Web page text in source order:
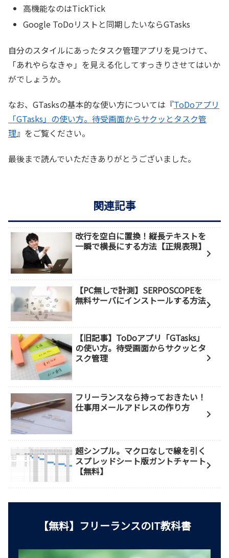
高機能なのはTickTick
Google ToDoリストと同期したいならGTasks
自分のスタイルにあったタスク管理アプリを見つけて、
「あれやらなきゃ」を見える化してすっきりさせてはいか
がでしょうか。
なお、GTasksの基本的な使い方については『ToDoアプリ
「GTasks」の使い方。待受画面からサクッとタスク管
理』をご覧ください。
最後まで読んでいただきありがとうございました。
関連記事
改行を空白に置換！縦長テキストを
一瞬で横長にする方法【正規表現】
【PC無しで計測】SERPOSCOPEを
無料サーバにインストールする方法
【旧記事】ToDoアプリ「GTasks」
の使い方。待受画面からサクッとタ
スク管理
フリーランスなら持っておきたい！
仕事用メールアドレスの作り方
超シンプル。マクロなしで線を引く
スプレッドシート版ガントチャート
【無料】
【無料】フリーランスのIT教科書